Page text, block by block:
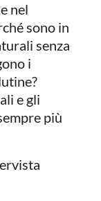
nel
sono in
senza
i
e gli
più